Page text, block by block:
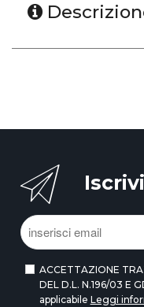
ACCETTAZIONE
DEL D.L. N.196/03 E
applicabile Leggi